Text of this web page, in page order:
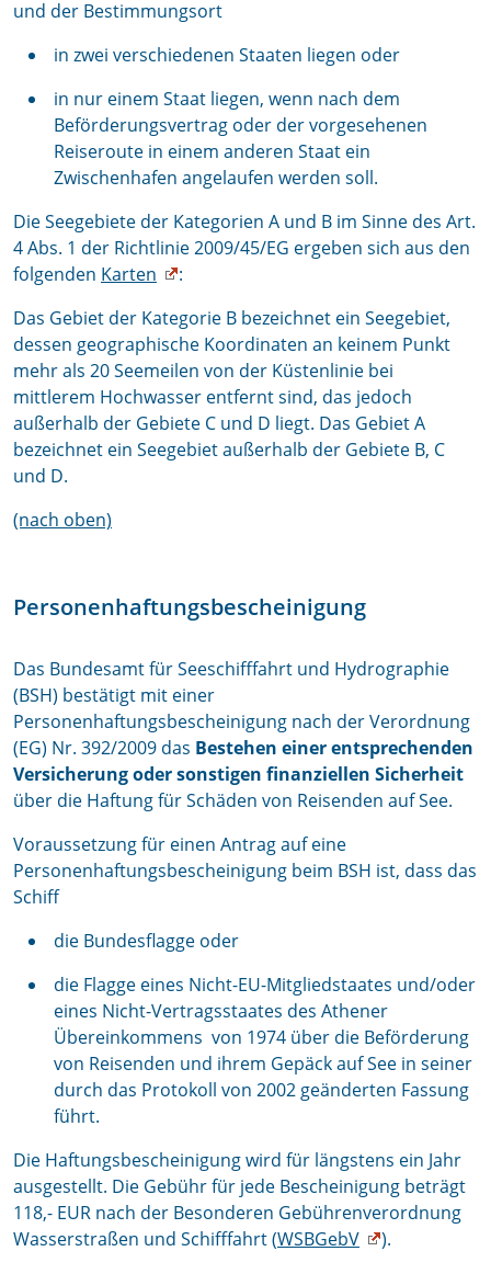
und der Bestimmungsort
in zwei verschiedenen Staaten liegen oder
in nur einem Staat liegen, wenn nach dem
Beförderungsvertrag oder der vorgesehenen
Reiseroute in einem anderen Staat ein
Zwischenhafen angelaufen werden soll.
Die Seegebiete der Kategorien A und B im Sinne des Art.
4 Abs. 1 der Richtlinie 2009/45/EG ergeben sich aus den
folgenden Karten
:
Das Gebiet der Kategorie B bezeichnet ein Seegebiet,
dessen geographische Koordinaten an keinem Punkt
mehr als 20 Seemeilen von der Küstenlinie bei
mittlerem Hochwasser entfernt sind, das jedoch
außerhalb der Gebiete C und D liegt. Das Gebiet A
bezeichnet ein Seegebiet außerhalb der Gebiete B, C
und D.
(nach oben)
Personenhaftungsbescheinigung
Das Bundesamt für Seeschifffahrt und Hydrographie
(BSH) bestätigt mit einer
Personenhaftungsbescheinigung nach der Verordnung
(EG) Nr. 392/2009 das Bestehen einer entsprechenden
Versicherung oder sonstigen finanziellen Sicherheit
über die Haftung für Schäden von Reisenden auf See.
Voraussetzung für einen Antrag auf eine
Personenhaftungsbescheinigung beim BSH ist, dass das
Schiff
die Bundesflagge oder
die Flagge eines Nicht-EU-Mitgliedstaates und/oder
eines Nicht-Vertragsstaates des Athener
Übereinkommens von 1974 über die Beförderung
von Reisenden und ihrem Gepäck auf See in seiner
durch das Protokoll von 2002 geänderten Fassung
führt.
Die Haftungsbescheinigung wird für längstens ein Jahr
ausgestellt. Die Gebühr für jede Bescheinigung beträgt
118,- EUR nach der Besonderen Gebührenverordnung
Wasserstraßen und Schifffahrt (WSBGebV
).